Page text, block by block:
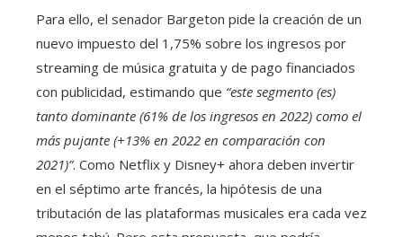
Para ello, el senador Bargeton pide la creación de un
nuevo impuesto del 1,75% sobre los ingresos por
streaming de música gratuita y de pago financiados
con publicidad, estimando que “este segmento (es)
tanto dominante (61% de los ingresos en 2022) como el
más pujante (+13% en 2022 en comparación con
2021)”. Como Netflix y Disney+ ahora deben invertir
en el séptimo arte francés, la hipótesis de una
tributación de las plataformas musicales era cada vez